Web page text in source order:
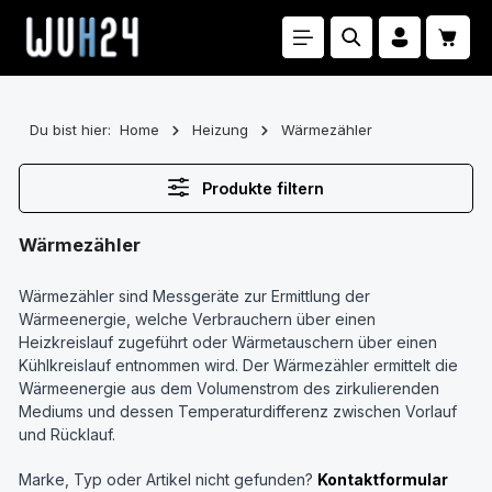
Zum Hauptinhalt springen
Du bist hier: Home Heizung Wärmezähler
Produkte filtern
Wärmezähler
Wärmezähler sind Messgeräte zur Ermittlung der
Wärmeenergie, welche Verbrauchern über einen
Heizkreislauf zugeführt oder Wärmetauschern über einen
Kühlkreislauf entnommen wird. Der Wärmezähler ermittelt die
Wärmeenergie aus dem Volumenstrom des zirkulierenden
Mediums und dessen Temperaturdifferenz zwischen Vorlauf
und Rücklauf.
Marke, Typ oder Artikel nicht gefunden? Kontaktformular